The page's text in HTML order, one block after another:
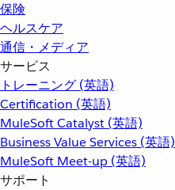
保険
ヘルスケア
通信・メディア
サービス
トレーニング (英語)
Certification (英語)
MuleSoft Catalyst (英語)
Business Value Services (英語)
MuleSoft Meet-up (英語)
サポート